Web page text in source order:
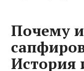
Почему
История